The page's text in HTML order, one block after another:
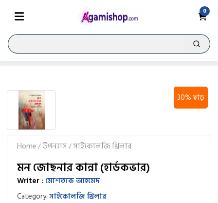
0
30% ছাড়
Home/উপন্যাস/সাইকোলজি থ্রিলার
মন জোছনার কান্না (হার্ডকভার)
Writer : মোশতাক আহমেদ
Category:সাইকোলজি থ্রিলার